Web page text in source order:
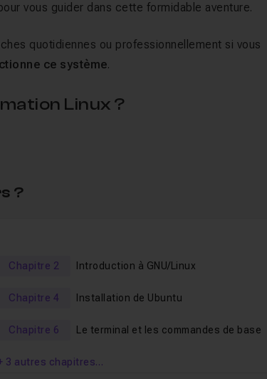
vous guider dans cette formidable aventure.
quotidiennes ou professionnellement si vous
ce système.
Linux ?
seul par la suite.
en version Desktop. C'est à dire, pour une
d'un serveur.
?
Chapitre 2 Introduction à GNU/Linux
Chapitre 4 Installation de Ubuntu
Chapitre 6 Le terminal et les commandes de base
3 autres chapitres…